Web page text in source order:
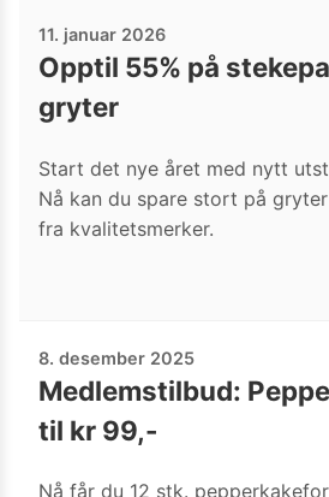
11. januar 2026
Opptil 55% på
gryter
Start det nye året med nytt
Nå kan du spare stort på
fra kvalitetsmerker.
8. desember 2025
Medlemstilbud:
til kr 99,-
Nå får du 12 stk.